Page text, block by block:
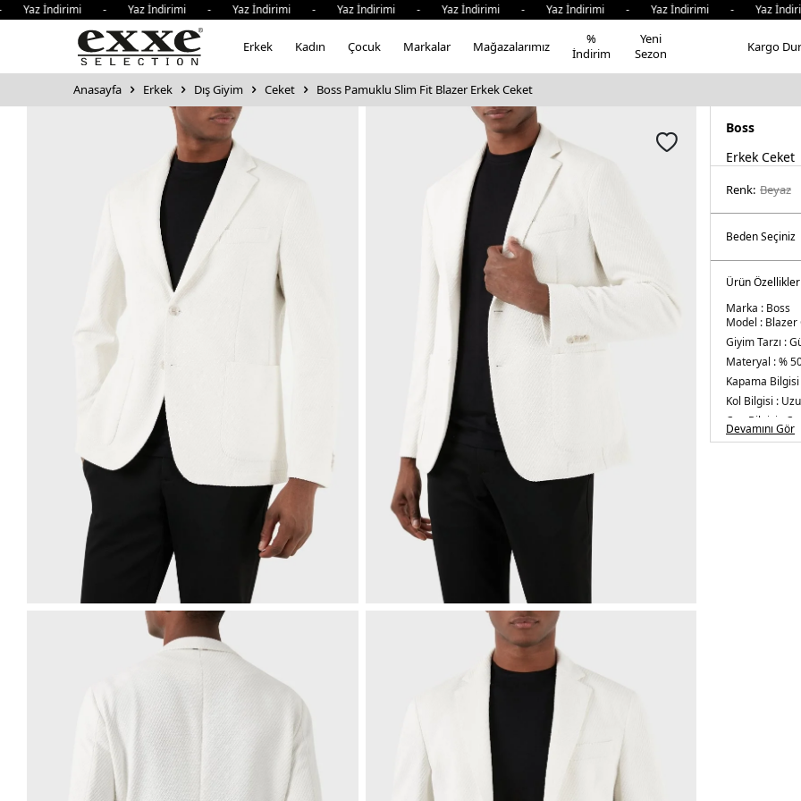
İndirimi - Yaz İndirimi - Yaz İndirimi - Yaz İndirimi - Yaz İndirimi - Yaz İndirimi - Yaz İndirimi - Yaz
Erkek Kadın Çocuk Markalar Mağazalarımız
%
İndirim
Yeni
Sezon
Kargo
Anasayfa Erkek Dış Giyim Ceket Boss Pamuklu Slim Fit Blazer Erkek Ceket
Boss
Erkek Ceket
Renk: beyaz
Ürün Özellikleri
Marka : Boss
Model : Blazer
Giyim Tarzı :
Materyal :%
Kapama Bilgisi
Kol Bilgisi :
Cep Bilgisi :
Kalıp Bilgisi :
Devamını Gör